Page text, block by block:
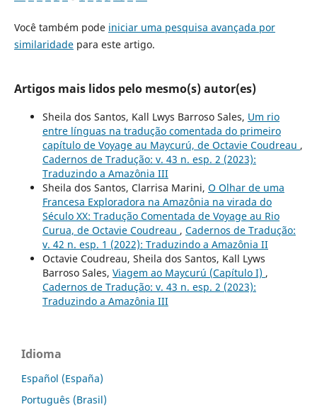
Você também pode iniciar uma pesquisa avançada por
similaridadepara este artigo.
Artigos mais lidos pelo mesmo(s) autor(es)
Sheila dos Santos, Kall Lwys Barroso Sales, Um rio
entre línguas na tradução comentada do primeiro
capítulo de Voyage au Maycurú, de Octavie Coudreau ,
Cadernos de Tradução: v. 43 n. esp. 2 (2023):
Traduzindo a Amazônia III
Sheila dos Santos, Clarrisa Marini, O Olhar de uma
Francesa Exploradora na Amazônia na virada do
Século XX: Tradução Comentada de Voyage au Rio
Curua, de Octavie Coudreau , Cadernos de Tradução:
v. 42 n. esp. 1 (2022): Traduzindo a Amazônia II
Octavie Coudreau, Sheila dos Santos, Kall Lyws
Barroso Sales, Viagem ao Maycurú (Capítulo I) ,
Cadernos de Tradução: v. 43 n. esp. 2 (2023):
Traduzindo a Amazônia III
Idioma
Español (España)
Português (Brasil)